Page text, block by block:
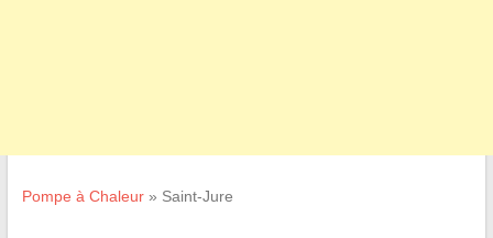
Pompe à Chaleur» Saint-Jure